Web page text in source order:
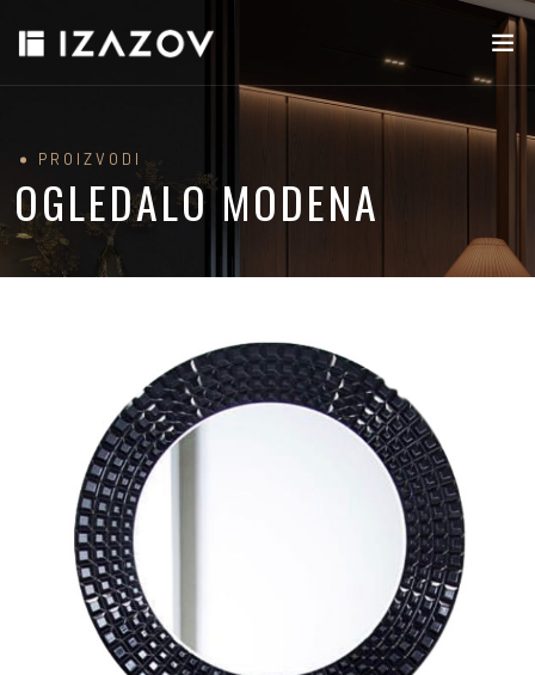
PROIZVODI
OGLEDALO MODENA